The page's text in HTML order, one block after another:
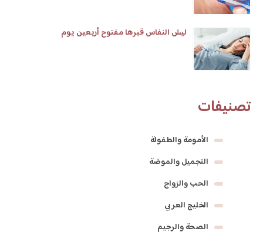
ليش النفاس قبرها مفتوح أربعين يوم
تصنيفات
الأمومة والطفولة
التجميل والموضة
الحب والزواج
الخليج العربي
الصحة والرجيم